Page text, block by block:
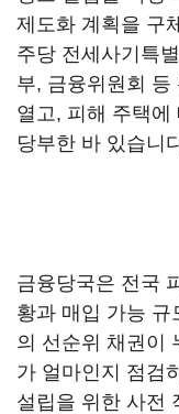
제도화 계획을 구
주당 전세사기특
부, 금융위원회 등
열고, 피해 주택에
당부한 바 있습니
금융당국은 전국
황과 매입 가능 규
의 선순위 채권이
가 얼마인지 점검
설립을 위한 사전